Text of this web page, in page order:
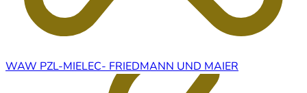
WAW PZL-MIELEC- FRIEDMANN UND MAIER